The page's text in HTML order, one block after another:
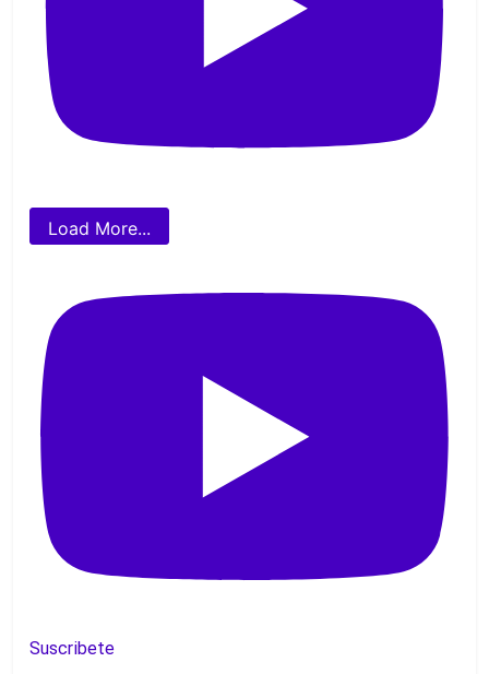
Load More...
Suscribete